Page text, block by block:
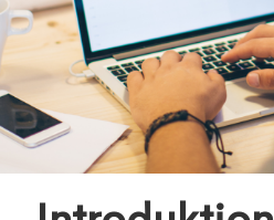
Varunkumar Sagarkar
, October 20, 2022